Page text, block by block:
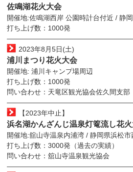
佐鳴湖花火大会
開催地:佐鳴湖西岸 公園時計台付近 / 静
打ち上げ数：1000発
2023年8月5日(土)
浦川まつり花火大会
開催地: 浦川キャンプ場周辺
打ち上げ数：1000発
問い合わせ：天竜区観光協会佐久間支
【2023年中止】
浜名湖かんざんじ温泉灯篭流し花
開催地:舘山寺温泉内浦湾 / 静岡県浜松
打ち上げ数：3000発（過去の実績）
問い合わせ：舘山寺温泉観光協会